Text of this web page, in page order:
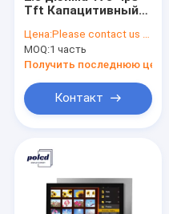
Tft Капацитивный
полный угол
просмотра Spi
интерфейс
Цена:Please contact us for latest price
MOQ:1 часть
Получить последнюю цену
Контакт